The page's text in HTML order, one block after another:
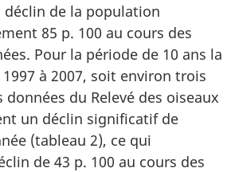
déclin de la population
85 p. 100 au cours des
Pour la période de 10 ans la
à 2007, soit environ trois
du Relevé des oiseaux
un déclin significatif de
(tableau 2), ce qui
de 43 p. 100 au cours des